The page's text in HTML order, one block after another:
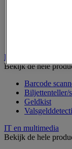
Mobiel
Tafel
Inname en beheer
Bekijk de hele
Barcode
Biljettenteller/
Geldkist
IT en multimedia
Bekijk de hele